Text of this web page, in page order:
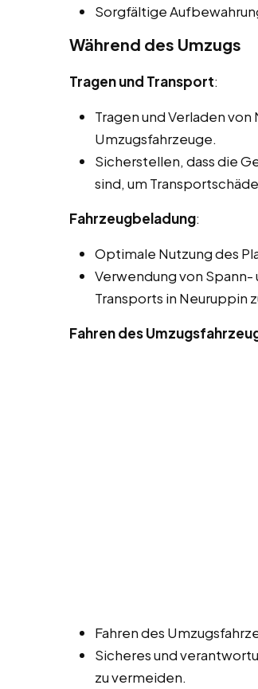
Sorgfältige
Während des Umzugs
Tragen und Transport:
Tragen und Verladen
Umzugsfahrzeuge.
Sicherstellen, dass die
sind, um
Fahrzeugbeladung:
Optimale Nutzung des
Verwendung von Spann-
Transports in Neuruppin
Fahren des
Fahren des
Sicheres und
zu vermeiden.